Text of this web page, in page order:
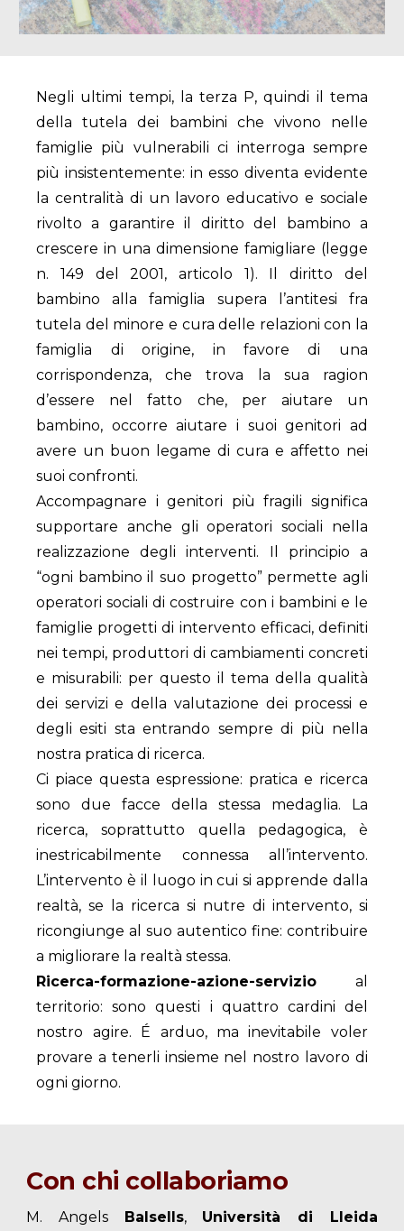
Negli ultimi tempi, la terza P, quindi il tema
della tutela dei bambini che vivono nelle
famiglie più vulnerabili ci interroga sempre
più insistentemente: in esso diventa evidente
la centralità di un lavoro educativo e sociale
rivolto a garantire il diritto del bambino a
crescere in una dimensione famigliare (legge
n. 149 del 2001, articolo 1). Il diritto del
bambino alla famiglia supera l’antitesi fra
tutela del minore e cura delle relazioni con la
famiglia di origine, in favore di una
corrispondenza, che trova la sua ragion
d’essere nel fatto che, per aiutare un
bambino, occorre aiutare i suoi genitori ad
avere un buon legame di cura e affetto nei
suoi confronti.
Accompagnare i genitori più fragili significa
supportare anche gli operatori sociali nella
realizzazione degli interventi. Il principio a
“ogni bambino il suo progetto” permette agli
operatori sociali di costruire con i bambini e le
famiglie progetti di intervento efficaci, definiti
nei tempi, produttori di cambiamenti concreti
e misurabili: per questo il tema della qualità
dei servizi e della valutazione dei processi e
degli esiti sta entrando sempre di più nella
nostra pratica di ricerca.
Ci piace questa espressione: pratica e ricerca
sono due facce della stessa medaglia. La
ricerca, soprattutto quella pedagogica, è
inestricabilmente connessa all’intervento.
L’intervento è il luogo in cui si apprende dalla
realtà, se la ricerca si nutre di intervento, si
ricongiunge al suo autentico fine: contribuire
a migliorare la realtà stessa.
Ricerca-formazione-azione-servizio al
territorio: sono questi i quattro cardini del
nostro agire. É arduo, ma inevitabile voler
provare a tenerli insieme nel nostro lavoro di
ogni giorno.
Con chi collaboriamo
M. Angels Balsells, Università di Lleida